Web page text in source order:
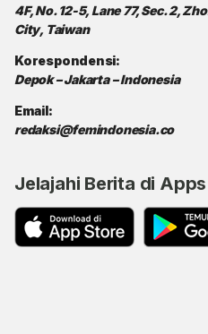
4F, No. 12-5, Lane 77, Sec. 2,
City, Taiwan
Korespondensi:
Depok – Jakarta – Indonesia
Email:
redaksi@femindonesia.co
Jelajahi Berita di Apps